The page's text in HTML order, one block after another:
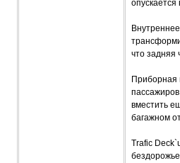
опускается
что задняя
Приборная
вместить
багажном
Trafic